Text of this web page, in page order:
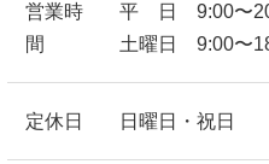
営業時
間
平 日 9:00〜
土曜日 9:00〜
定休日 日曜日・祝日